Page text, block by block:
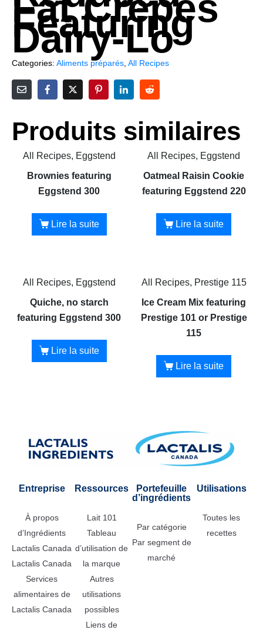
Featuring
Dairy-Lo
Categories: Aliments préparés, All Recipes
Produits similaires
All Recipes, Eggstend
Brownies featuring
Eggstend 300
Lire la suite
All Recipes, Eggstend
Oatmeal Raisin Cookie
featuring Eggstend 220
Lire la suite
All Recipes, Eggstend
Quiche, no starch
featuring Eggstend 300
Lire la suite
All Recipes, Prestige 115
Ice Cream Mix featuring
Prestige 101 or Prestige
115
Lire la suite
Entreprise
À propos
d’Ingrédients
Lactalis Canada
Lactalis Canada
Services
alimentaires de
Lactalis Canada
Ressources
Lait 101
Tableau
d’utilisation de
la marque
Autres
utilisations
possibles
Liens de
Portefeuille
d’ingrédients
Par catégorie
Par segment de
marché
Utilisations
Toutes les
recettes